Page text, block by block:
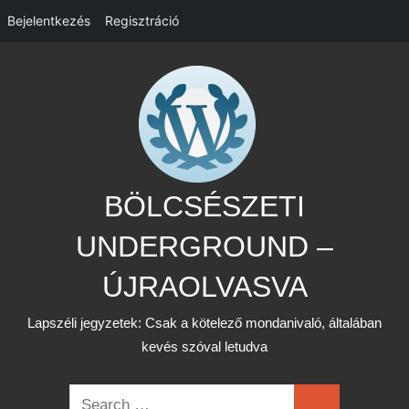
Bejelentkezés Regisztráció
BÖLCSÉSZETI
UNDERGROUND –
ÚJRAOLVASVA
Lapszéli jegyzetek: Csak a kötelező mondanivaló, általában
kevés szóval letudva
Search